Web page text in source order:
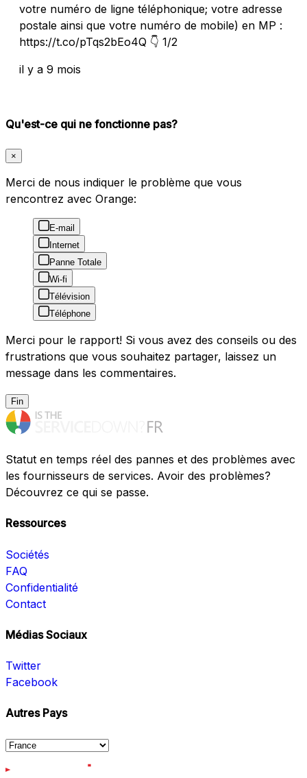
votre numéro de ligne téléphonique; votre adresse
postale ainsi que votre numéro de mobile) en MP :
https://t.co/pTqs2bEo4Q 👇 1/2
il y a 9 mois
Qu'est-ce qui ne fonctionne pas?
×
Merci de nous indiquer le problème que vous
rencontrez avec Orange:
E-mail
Internet
Panne Totale
Wi-fi
Télévision
Téléphone
Merci pour le rapport! Si vous avez des conseils ou des
frustrations que vous souhaitez partager, laissez un
message dans les commentaires.
Fin
Statut en temps réel des pannes et des problèmes avec
les fournisseurs de services. Avoir des problèmes?
Découvrez ce qui se passe.
Ressources
Sociétés
FAQ
Confidentialité
Contact
Médias Sociaux
Twitter
Facebook
Autres Pays